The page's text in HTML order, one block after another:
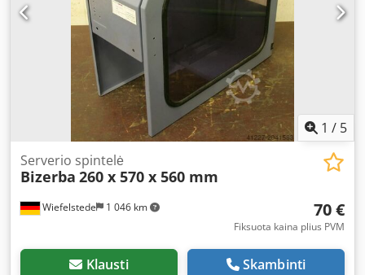
1 / 5
Wiefelstede 1 046 km
Serverio spintelė
Bizerba 260 x 570 x 560 mm
70 €
Fiksuota kaina plius PVM
Klausti Skambinti